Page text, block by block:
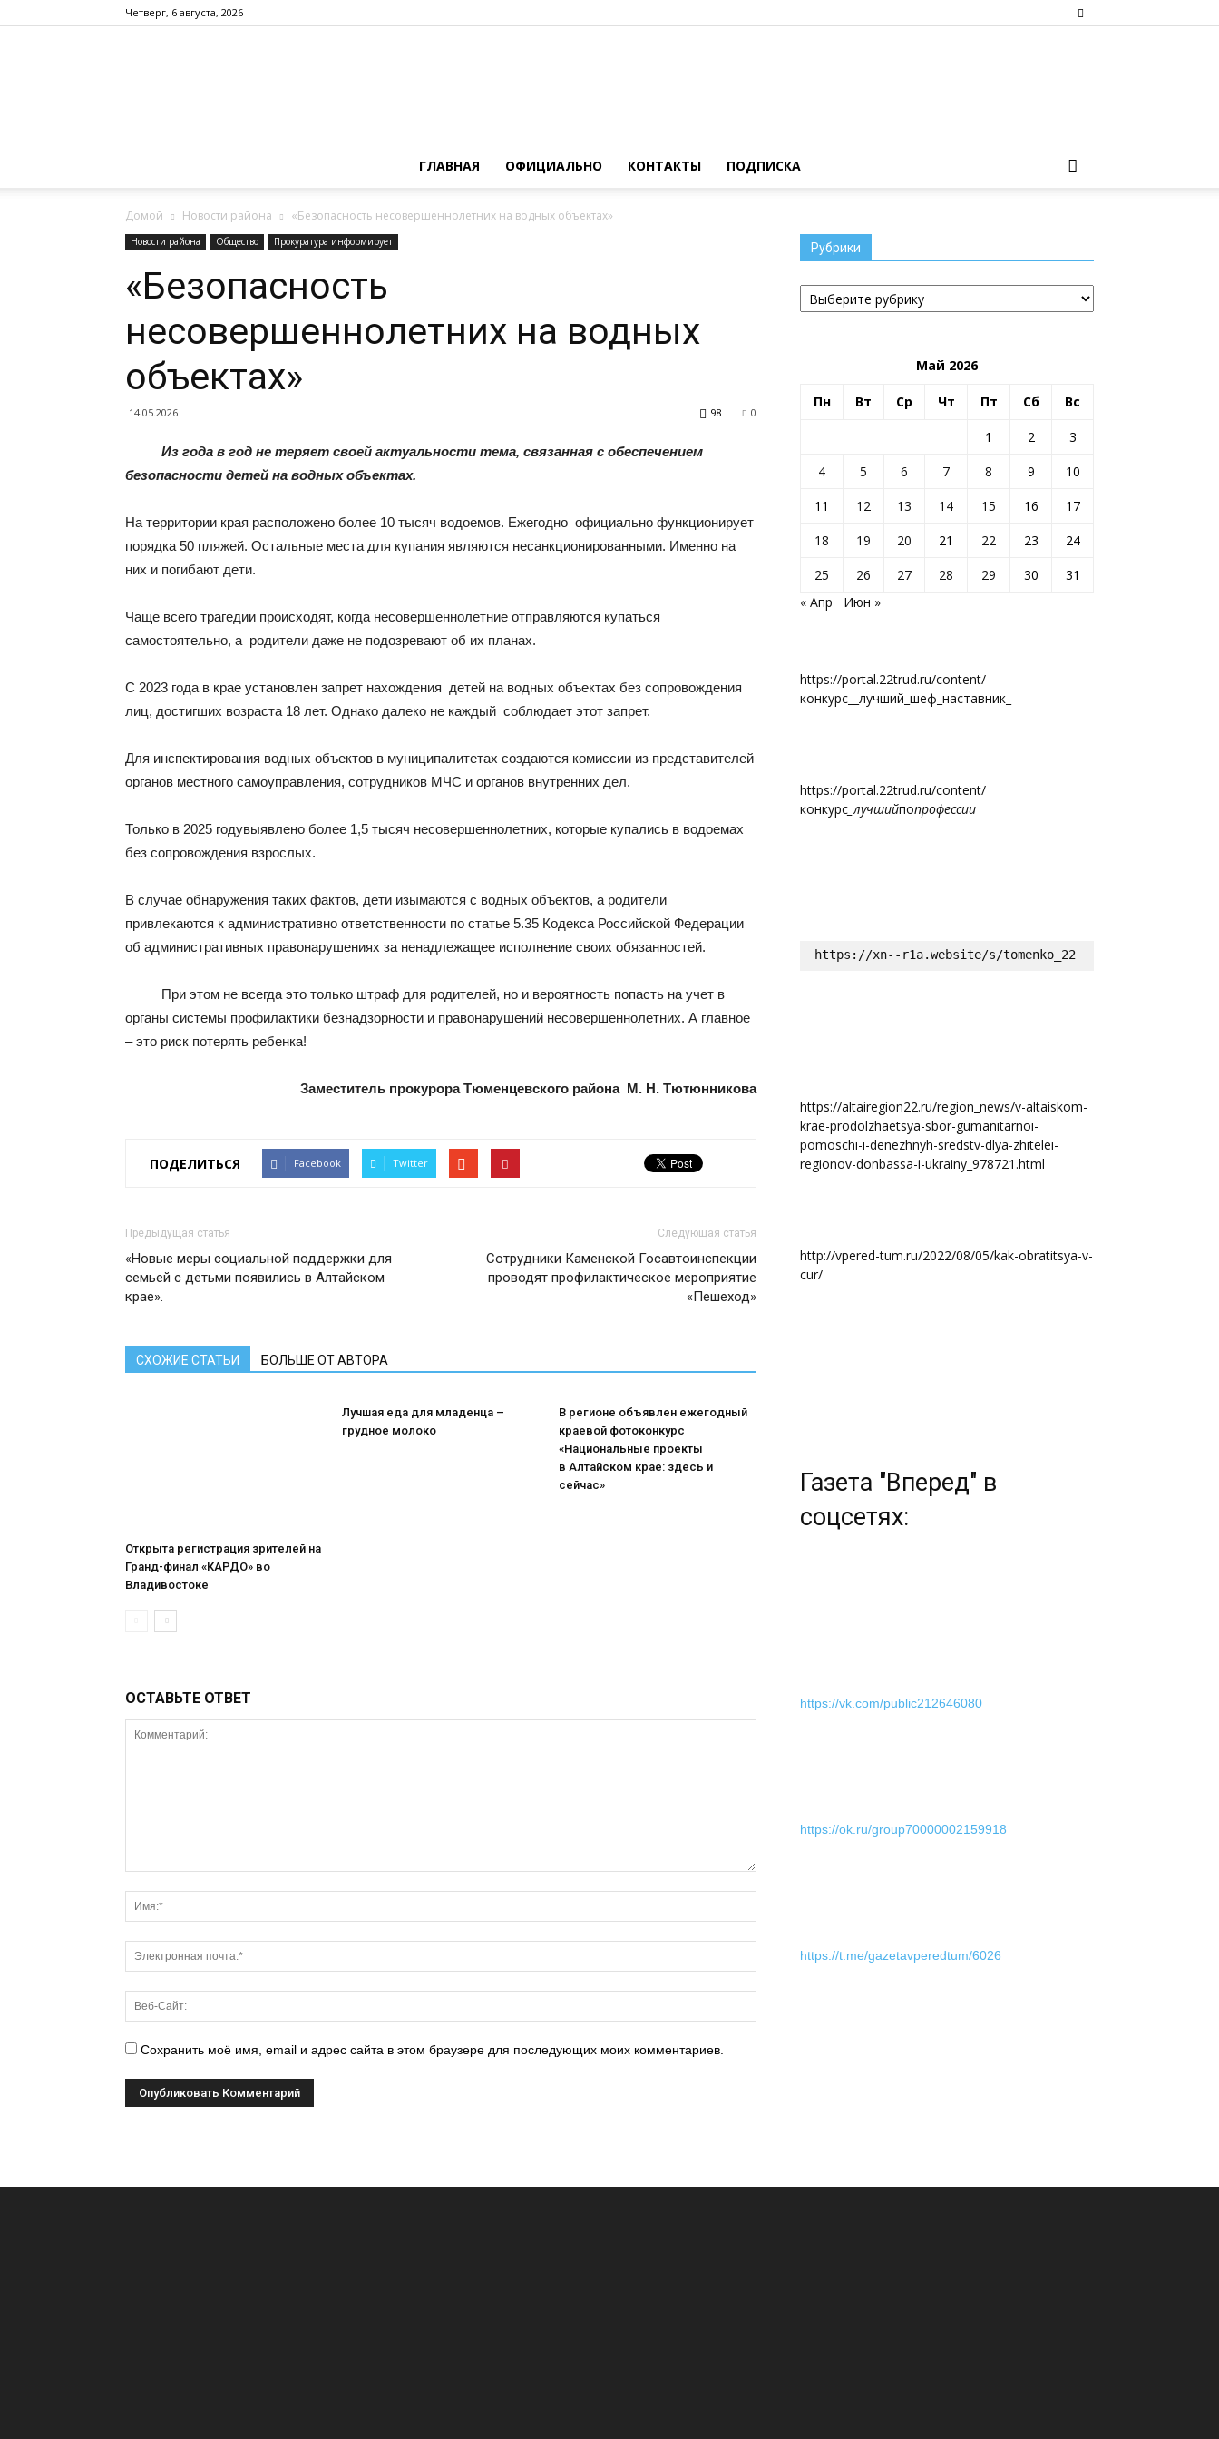
Четверг, 6 августа, 2026
|
ГЛАВНАЯ ОФИЦИАЛЬНО КОНТАКТЫ ПОДПИСКА
Домой Новости района «Безопасность несовершеннолетних на водных объектах»
Новости района Общество Прокуратура информирует
«Безопасность
несовершеннолетних на водных
объектах»
14.05.2026 0
98
Из года в год не теряет своей актуальности тема, связанная с обеспечением
безопасности детей на водных объектах.
На территории края расположено более 10 тысяч водоемов. Ежегодно официально функционирует
порядка 50 пляжей. Остальные места для купания являются несанкционированными. Именно на
них и погибают дети.
Чаще всего трагедии происходят, когда несовершеннолетние отправляются купаться
самостоятельно, а родители даже не подозревают об их планах.
С 2023 года в крае установлен запрет нахождения детей на водных объектах без сопровождения
лиц, достигших возраста 18 лет. Однако далеко не каждый соблюдает этот запрет.
Для инспектирования водных объектов в муниципалитетах создаются комиссии из представителей
органов местного самоуправления, сотрудников МЧС и органов внутренних дел.
Только в 2025 годувыявлено более 1,5 тысяч несовершеннолетних, которые купались в водоемах
без сопровождения взрослых.
В случае обнаружения таких фактов, дети изымаются с водных объектов, а родители
привлекаются к административно ответственности по статье 5.35 Кодекса Российской Федерации
об административных правонарушениях за ненадлежащее исполнение своих обязанностей.
При этом не всегда это только штраф для родителей, но и вероятность попасть на учет в
органы системы профилактики безнадзорности и правонарушений несовершеннолетних. А главное
– это риск потерять ребенка!
Заместитель прокурора Тюменцевского района М. Н. Тютюнникова
ПОДЕЛИТЬСЯ Facebook Twitter
Предыдущая статья
«Новые меры социальной поддержки для
семьей с детьми появились в Алтайском
крае».
Следующая статья
Сотрудники Каменской Госавтоинспекции
проводят профилактическое мероприятие
«Пешеход»
СХОЖИЕ СТАТЬИ БОЛЬШЕ ОТ АВТОРА
Открыта регистрация зрителей на
Гранд-финал «КАРДО» во
Владивостоке
Лучшая еда для младенца –
грудное молоко
В регионе объявлен ежегодный
краевой фотоконкурс
«Национальные проекты
в Алтайском крае: здесь и
сейчас»
ОСТАВЬТЕ ОТВЕТ
Сохранить моё имя, email и адрес сайта в этом браузере для последующих моих комментариев.
Рубрики
Рубрики
Май 2026
Пн Вт Ср Чт Пт Сб Вс
1 2
3
4
5 6 7 8 9
10
11
12 13 14 15 16
17
18
19 20 21 22 23
24
25
26 27 28 29 30
31
« Апр
Июн »
https://portal.22trud.ru/content/
конкурс__лучший_шеф_наставник_
https://portal.22trud.ru/content/
конкурс _лучшийпопрофессии
https://xn--r1a.website/s/tomenko_22
https://altairegion22.ru/region_news/v-altaiskom-
krae-prodolzhaetsya-sbor-gumanitarnoi-
pomoschi-i-denezhnyh-sredstv-dlya-zhitelei-
regionov-donbassa-i-ukrainy_978721.html
http://vpered-tum.ru/2022/08/05/kak-obratitsya-v-
cur/
Газета "Вперед" в
соцсетях:
https://vk.com/public212646080
https://ok.ru/group70000002159918
https://t.me/gazetavperedtum/6026